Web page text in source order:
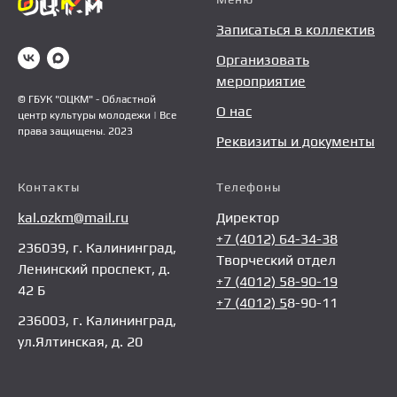
© ГБУК "ОЦКМ" - Областной
центр культуры молодежи | Все
права защищены. 2023
Записаться в коллектив
Организовать
мероприятие
О нас
Реквизиты и документы
Контакты
kal.ozkm@mail.ru
236039, г. Калининград,
Ленинский проспект, д.
42 Б
236003, г. Калининград,
ул.Ялтинская, д. 20
Телефоны
Директор
+7 (4012) 64-34-38
Творческий отдел
+7 (4012) 58-90-19
+7 (4012) 58-90-11